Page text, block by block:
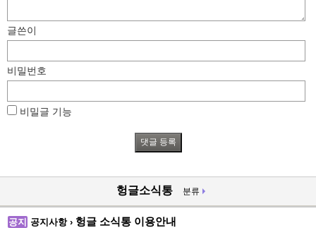
글쓴이
비밀번호
비밀글 기능
헝글소식통 분류
공지 공지사항 › 헝글 소식통 이용안내